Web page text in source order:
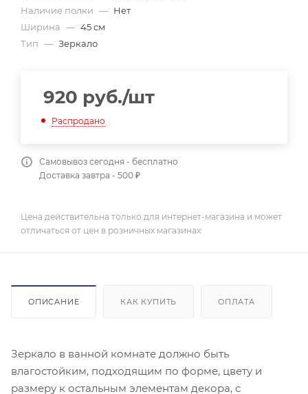
Наличие полки — Нет
Ширина — 45 см
Тип — Зеркало
920 руб./шт
Распродано
Самовывоз сегодня - бесплатно
Доставка завтра - 500 ₽
Цена действительна только для интернет-магазина и может
отличаться от цен в розничных магазинах
ОПИСАНИЕ КАК КУПИТЬ ОПЛАТА
Зеркало в ванной комнате должно быть
влагостойким, подходящим по форме, цвету и
размеру к остальным элементам декора, с